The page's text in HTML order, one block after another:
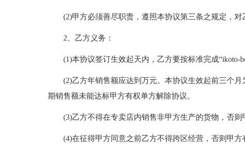
(2)甲方必须善尽职责，遵照本协议第三条之规定，对
2、乙方义务：
(1)本协议签订生效起天内，乙方要按标准完成“ikoto-
(2)乙方年销售额应达到万元。本协议生效起前三个
期销售额未能达标甲方有权单方解除协议。
(3)乙方不得在专卖店内销售非甲方生产的货物，否则
(4)在征得甲方同意之前乙方不得跨区经营，否则甲方